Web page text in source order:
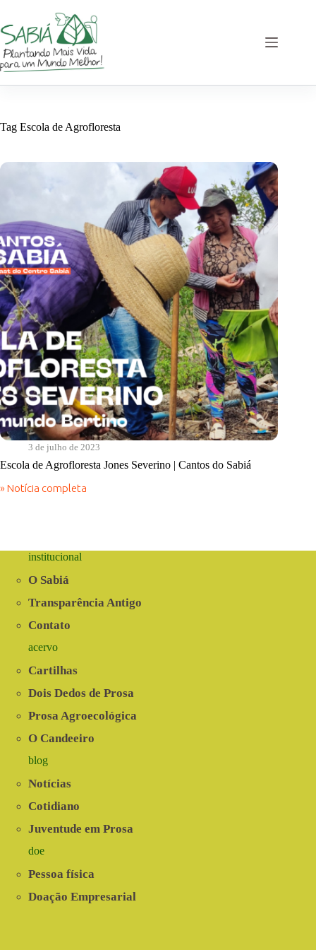
o
conteúdo
Tag Escola de Agrofloresta
3 de julho de 2023
Escola de Agrofloresta Jones Severino | Cantos do Sabiá
» Notícia completa
Escola
|
institucional
O Sabiá
Transparência Antigo
Contato
acervo
Cartilhas
Dois Dedos de Prosa
Prosa Agroecológica
O Candeeiro
blog
Notícias
Cotidiano
Juventude em Prosa
doe
Pessoa física
Doação Empresarial